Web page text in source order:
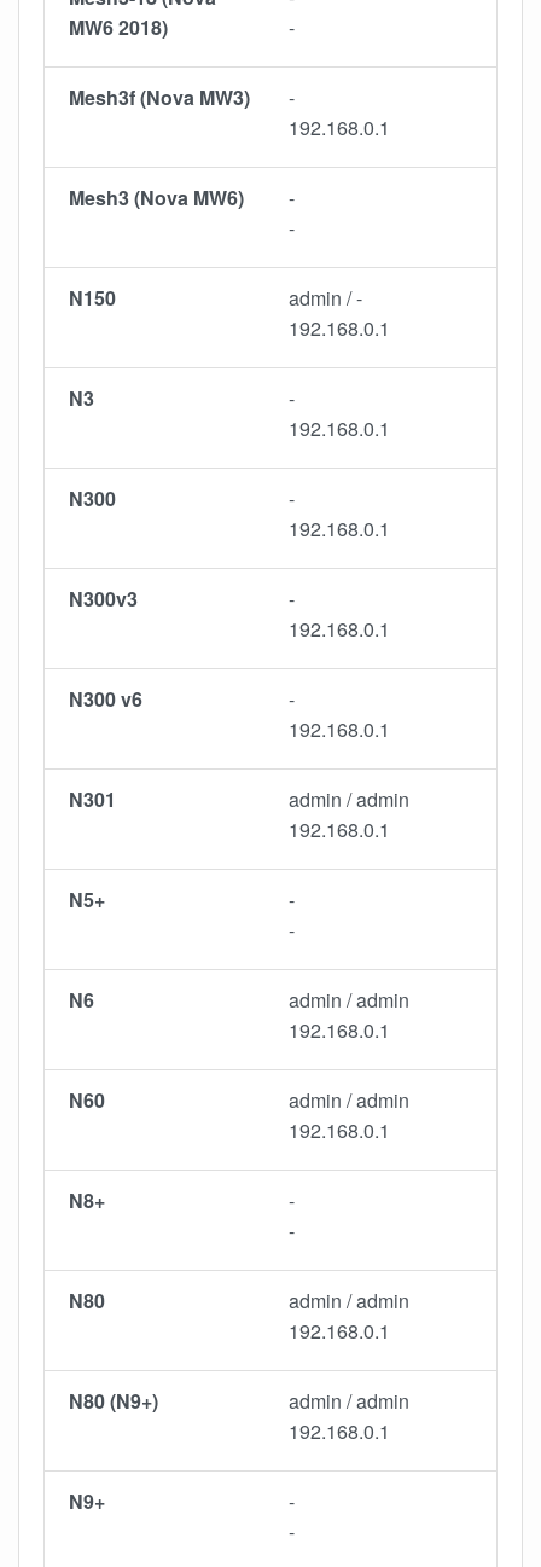
MW6 2018)
-
Mesh3f (Nova MW3)
-
192.168.0.1
Mesh3 (Nova MW6)
-
-
N150
admin / -
192.168.0.1
N3
-
192.168.0.1
N300
-
192.168.0.1
N300v3
-
192.168.0.1
N300 v6
-
192.168.0.1
N301
admin / admin
192.168.0.1
N5+
-
-
N6
admin / admin
192.168.0.1
N60
admin / admin
192.168.0.1
N8+
-
-
N80
admin / admin
192.168.0.1
N80 (N9+)
admin / admin
192.168.0.1
N9+
-
-